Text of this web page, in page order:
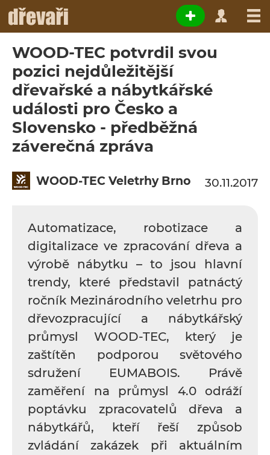
WOOD-TEC potvrdil svou
pozici nejdůležitější
dřevařské a nábytkářské
události pro Česko a
Slovensko - předběžná
záverečná zpráva
WOOD-TEC Veletrhy Brno 30.11.2017
Automatizace, robotizace a
digitalizace ve zpracování dřeva a
výrobě nábytku – to jsou hlavní
trendy, které představil patnáctý
ročník Mezinárodního veletrhu pro
dřevozpracující a nábytkářský
průmysl WOOD-TEC, který je
zaštítěn podporou světového
sdružení EUMABOIS. Právě
zaměření na průmysl 4.0 odráží
poptávku zpracovatelů dřeva a
nábytkářů, kteří řeší způsob
zvládání zakázek při aktuálním